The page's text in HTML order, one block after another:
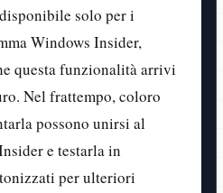
solo per i
Windows Insider,
questa funzionalità arrivi
Nel frattempo, coloro
possono unirsi al
e testarla in
per ulteriori